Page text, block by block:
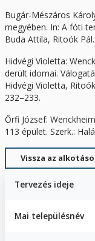
Bugár-Mészáros
megyében. In: A fóti
Buda Attila, Ritoók
Hidvégi Violetta:
derült idomai.
Hidvégi Violetta,
232–233.
Őrfi József:
113 épület. Szerk.:
Vissza az
Tervezés ideje
Mai településnév